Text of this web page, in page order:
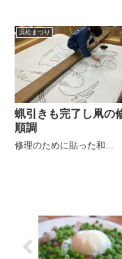
浜松まつり
蝋引きも完了し凧の
順調
修理のために貼った和...